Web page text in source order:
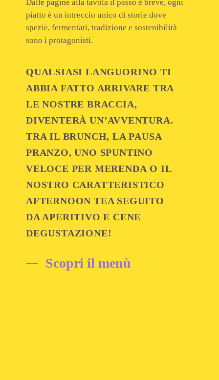
Dalle pagine alla tavola il passo è breve, ogni
piatto è un intreccio unico di storie dove
spezie, fermentati, tradizione e sostenibilità
sono i protagonisti.
QUALSIASI LANGUORINO TI
ABBIA FATTO ARRIVARE TRA
LE NOSTRE BRACCIA,
DIVENTERÀ UN’AVVENTURA.
TRA IL BRUNCH, LAPAUSA
PRANZO, UNO SPUNTINO
VELOCE PER MERENDAO IL
NOSTRO CARATTERISTICO
AFTERNOON TEA SEGUITO
DA APERITIVO E CENE
DEGUSTAZIONE!
Scopri il menù